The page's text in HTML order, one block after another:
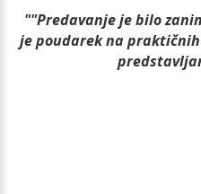
""Predavanje je bilo
je poudarek na